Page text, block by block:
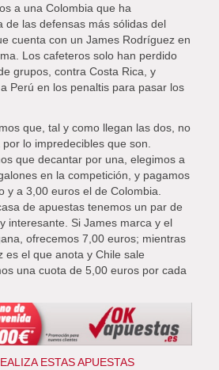
a una Colombia que ha
de las defensas más sólidas del
cuenta con un James Rodríguez en
Los cafeteros solo han perdido
grupos, contra Costa Rica, y
Perú en los penaltis para pasar los
que, tal y como llegan las dos, no
lo impredecibles que son.
que decantar por una, elegimos a
en la competición, y pagamos
y a 3,00 euros el de Colombia.
de apuestas tenemos un par de
interesante. Si James marca y el
ofrecemos 7,00 euros; mientras
es el que anota y Chile sale
una cuota de 5,00 euros por cada
ESTAS APUESTAS